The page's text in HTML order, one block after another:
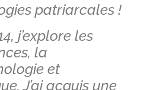
patriarcales !
j’explore les
la
et
J’ai acquis une